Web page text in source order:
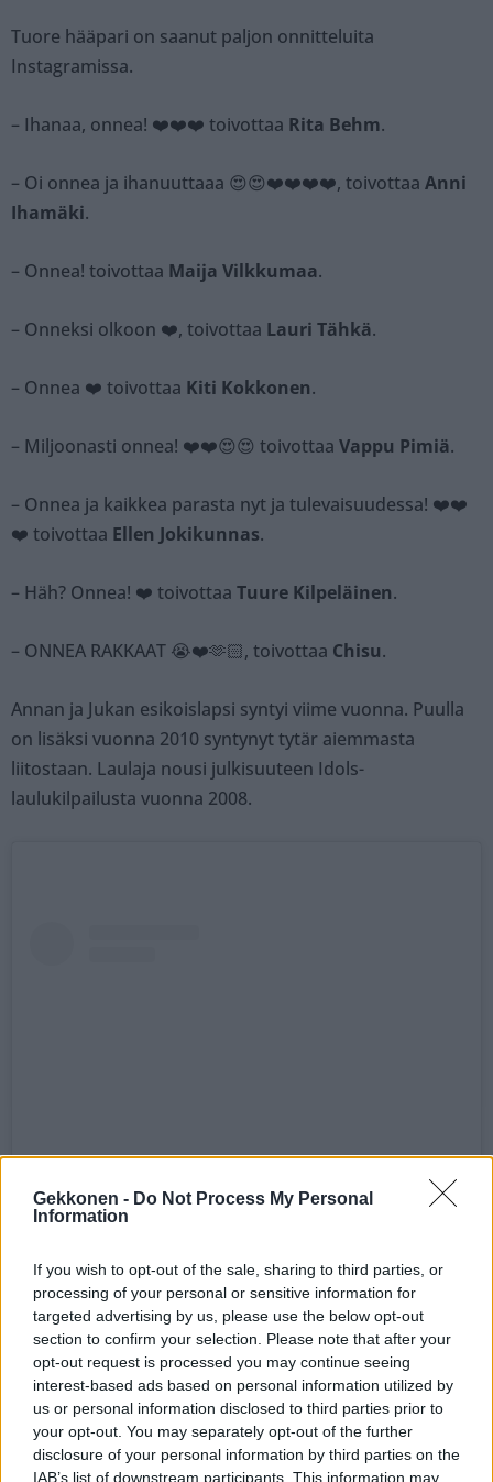
Gekkonen - Do Not Process My Personal
Information
If you wish to opt-out of the sale, sharing to third parties, or
processing of your personal or sensitive information for
targeted advertising by us, please use the below opt-out
section to confirm your selection. Please note that after your
opt-out request is processed you may continue seeing
interest-based ads based on personal information utilized by
us or personal information disclosed to third parties prior to
your opt-out. You may separately opt-out of the further
disclosure of your personal information by third parties on the
IAB’s list of downstream participants. This information may
Tuore hääpari on saanut paljon onnitteluita
Instagramissa.
– Ihanaa, onnea! ❤️❤️❤️ toivottaa Rita Behm.
– Oi onnea ja ihanuuttaaa 😍😍❤️❤️❤️❤️, toivottaa Anni
Ihamäki.
– Onnea! toivottaa Maija Vilkkumaa.
– Onneksi olkoon ❤️, toivottaa Lauri Tähkä.
– Onnea ❤️ toivottaa Kiti Kokkonen.
– Miljoonasti onnea! ❤️❤️😍😍 toivottaa Vappu Pimiä.
– Onnea ja kaikkea parasta nyt ja tulevaisuudessa! ❤️❤️
❤️ toivottaa Ellen Jokikunnas.
– Häh? Onnea! ❤️ toivottaa Tuure Kilpeläinen.
– ONNEA RAKKAAT 😭❤️🫶🏻, toivottaa Chisu.
Annan ja Jukan esikoislapsi syntyi viime vuonna. Puulla
on lisäksi vuonna 2010 syntynyt tytär aiemmasta
liitostaan. Laulaja nousi julkisuuteen Idols-
laulukilpailusta vuonna 2008.
Näytä tämä julkaisu Instagramissa